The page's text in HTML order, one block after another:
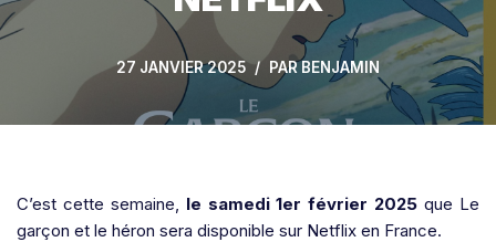
27 JANVIER 2025 PARBENJAMIN
C’est cette semaine, le samedi 1er février 2025 que Le
garçon et le héron sera disponible sur Netflix en France.